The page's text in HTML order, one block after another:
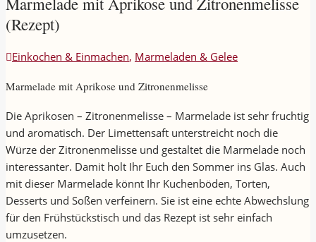
(Rezept)
Einkochen & Einmachen, Marmeladen & Gelee
Marmelade mit Aprikose und Zitronenmelisse
Die Aprikosen – Zitronenmelisse – Marmelade ist sehr fruchtig
und aromatisch. Der Limettensaft unterstreicht noch die
Würze der Zitronenmelisse und gestaltet die Marmelade noch
interessanter. Damit holt Ihr Euch den Sommer ins Glas. Auch
mit dieser Marmelade könnt Ihr Kuchenböden, Torten,
Desserts und Soßen verfeinern. Sie ist eine echte Abwechslung
für den Frühstückstisch und das Rezept ist sehr einfach
umzusetzen.